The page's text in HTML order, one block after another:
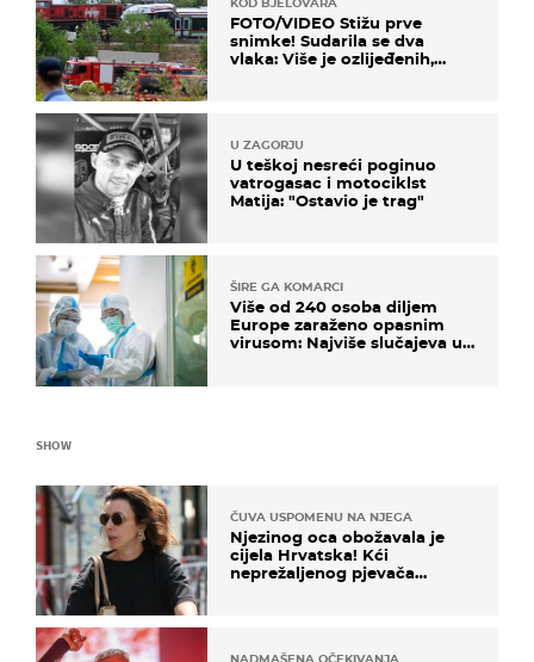
FOTO/VIDEO Stižu prve
snimke! Sudarila se dva
vlaka: Više je ozlijeđenih,
U ZAGORJU
U teškoj nesreći poginuo
vatrogasac i motociklst
Matija: "Ostavio je trag"
ŠIRE GA KOMARCI
Više od 240 osoba diljem
Europe zaraženo opasnim
virusom: Najviše slučajeva u
SHOW
ČUVA USPOMENU NA NJEGA
Njezinog oca obožavala je
cijela Hrvatska! Kći
neprežaljenog pjevača
NADMAŠENA OČEKIVANJA